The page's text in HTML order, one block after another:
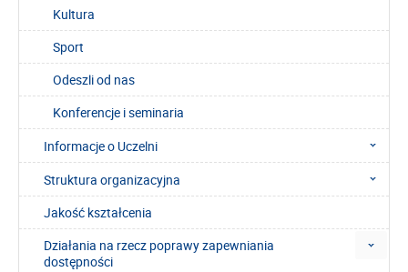
Kultura
Sport
Odeszli od nas
Konferencje i seminaria
Informacje o Uczelni
Struktura organizacyjna
Jakość kształcenia
Działania na rzecz poprawy zapewniania
dostępności